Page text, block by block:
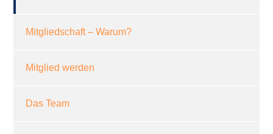
Mitgliedschaft – Warum?
Mitglied werden
Das Team